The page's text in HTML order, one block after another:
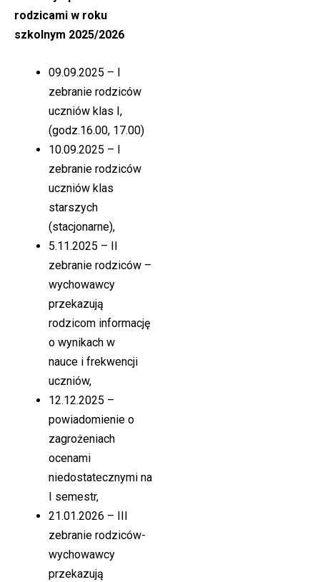
rodzicami w roku
szkolnym 2025/2026
09.09.2025 – I
zebranie rodziców
uczniów klas I,
(godz.16.00, 17.00)
10.09.2025 – I
zebranie rodziców
uczniów klas
starszych
(stacjonarne),
5.11.2025 – II
zebranie rodziców –
wychowawcy
przekazują
rodzicom informację
o wynikach w
nauce i frekwencji
uczniów,
12.12.2025 –
powiadomienie o
zagrożeniach
ocenami
niedostatecznymi na
I semestr,
21.01.2026 – III
zebranie rodziców-
wychowawcy
przekazują